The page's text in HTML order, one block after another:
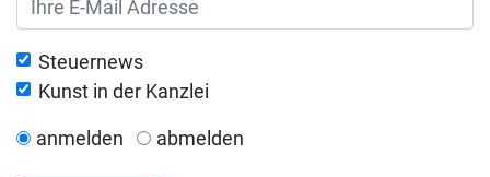
Steuernews
Kunst in der Kanzlei
anmelden abmelden